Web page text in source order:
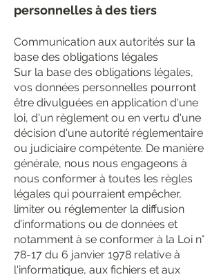
personnelles à des tiers
Communication aux autorités sur la
base des obligations légales
Sur la base des obligations légales,
vos données personnelles pourront
être divulguées en application d'une
loi, d'un règlement ou en vertu d'une
décision d'une autorité réglementaire
ou judiciaire compétente. De manière
générale, nous nous engageons à
nous conformer à toutes les règles
légales qui pourraient empêcher,
limiter ou réglementer la diffusion
d’informations ou de données et
notamment à se conformer à la Loi n°
78-17 du 6 janvier 1978 relative à
l'informatique, aux fichiers et aux